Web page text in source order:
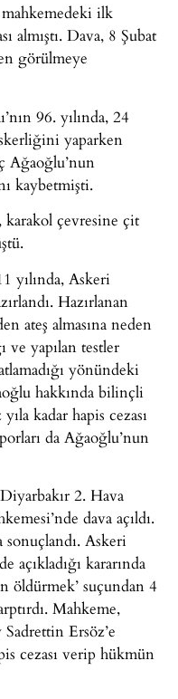
ilk
almıştı. Dava, 8 Şubat
görülmeye
96. yılında, 24
yaparken
Ağaoğlu’nun
kaybetmişti.
karakol çevresine çit
yılında, Askeri
Hazırlanan
ateş almasına neden
ve yapılan testler
yönündeki
hakkında bilinçli
kadar hapis cezası
da Ağaoğlu’nun
2. Hava
dava açıldı.
sonuçlandı. Askeri
kararında
öldürmek’ suçundan 4
Mahkeme,
Ersöz’e
cezası verip hükmün